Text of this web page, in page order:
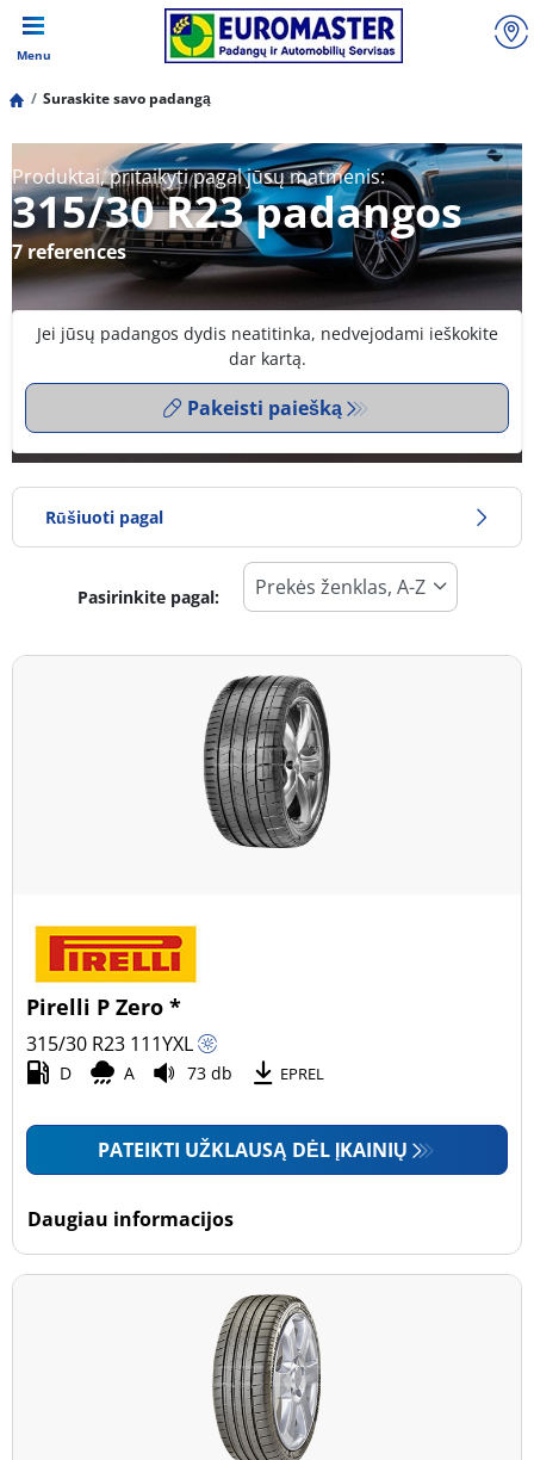
Menu
Suraskite savo padangą
Produktai, pritaikyti pagal jūsų matmenis:
315/30 R23 padangos
7 references
Jei jūsų padangos dydis neatitinka, nedvejodami ieškokite
dar kartą.
Pakeisti paiešką
Rūšiuoti pagal
Padangos tipas
Visi tipai (7)
Visi sezonai (0)
Lengvasis automobilis (5)
Visureigis (2)
Mažas sunkvežimis (0)
Motociklas (0)
Padanga sustiprintomis sienelėmis
Pasirinkite pagal:
Pirelli P Zero *
315/30 R23 111YXL
D A 73 db EPREL
PATEIKTI UŽKLAUSĄ DĖL ĮKAINIŲ
Daugiau informacijos